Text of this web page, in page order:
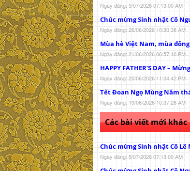
Ngày đăng: 5/07/2026 07:13:00 AM
Chúc mừng Sinh nhật Cô
Ngày đăng: 26/06/2026 10:30:38 AM
Mùa hè Việt Nam, mùa
Ngày đăng: 21/06/2026 06:57:10 PM
HAPPY FATHER’S DAY –
Ngày đăng: 20/06/2026 11:04:42 PM
Tết Đoan Ngọ Mùng Năm
Ngày đăng: 19/06/2026 10:37:26 AM
Các bài viết mới khác
Chúc mừng Sinh nhật Cô Lê
Ngày đăng: 5/07/2026 07:13:00 AM